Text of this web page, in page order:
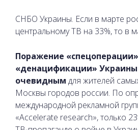
СНБО Украины. Если в марте
центральному ТВ на 33%, то в
Поражение
«денацификации» Украины
очевидным для жителей
Москвы городов россии. По
международной рекламной
«Accelerate research», только